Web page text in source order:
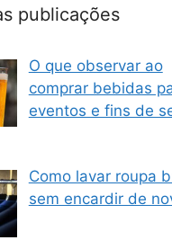
publicações
O que observar ao
comprar bebidas
eventos e fins de
Como lavar roupa
sem encardir de